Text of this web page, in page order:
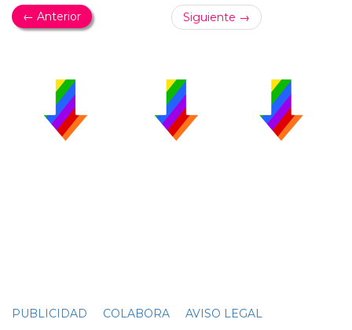
← Anterior Siguiente →
PUBLICIDAD COLABORA AVISO LEGAL